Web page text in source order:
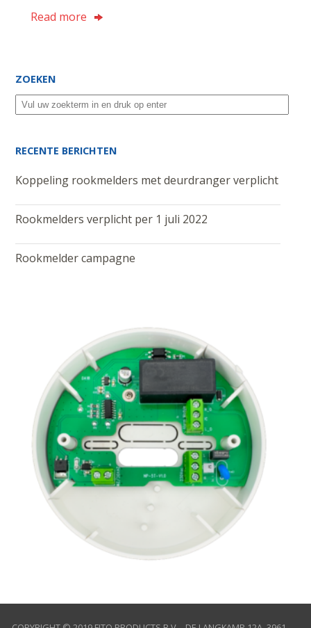
Read more
ZOEKEN
RECENTE BERICHTEN
Koppeling rookmelders met deurdranger verplicht
Rookmelders verplicht per 1 juli 2022
Rookmelder campagne